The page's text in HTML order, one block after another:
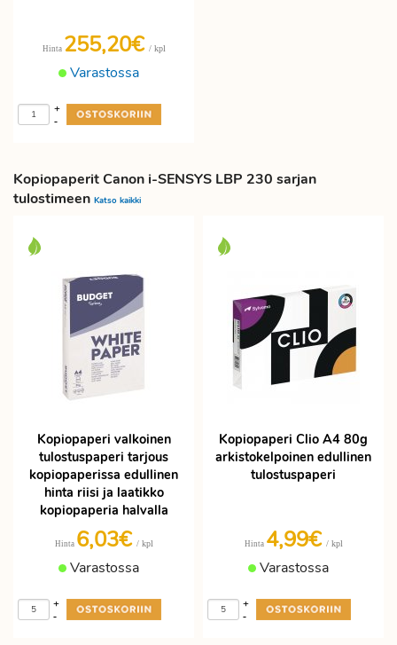
Varastossa
Hinta 255,20€ / kpl
-
+
Kopiopaperit Canon i-SENSYS LBP 230 sarjan
tulostimeen Katso kaikki
Kopiopaperi valkoinen
tulostuspaperi tarjous
kopiopaperissa edullinen
hinta riisi ja laatikko
kopiopaperia halvalla
Hinta 6,03€ / kpl
Varastossa
-
+
Kopiopaperi Clio A4 80g
arkistokelpoinen edullinen
tulostuspaperi
Hinta 4,99€ / kpl
Varastossa
-
+